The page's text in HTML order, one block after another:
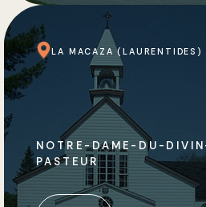
LA MACAZA (LAURENTIDES)
NOTRE-DAME-DU-
PASTEUR